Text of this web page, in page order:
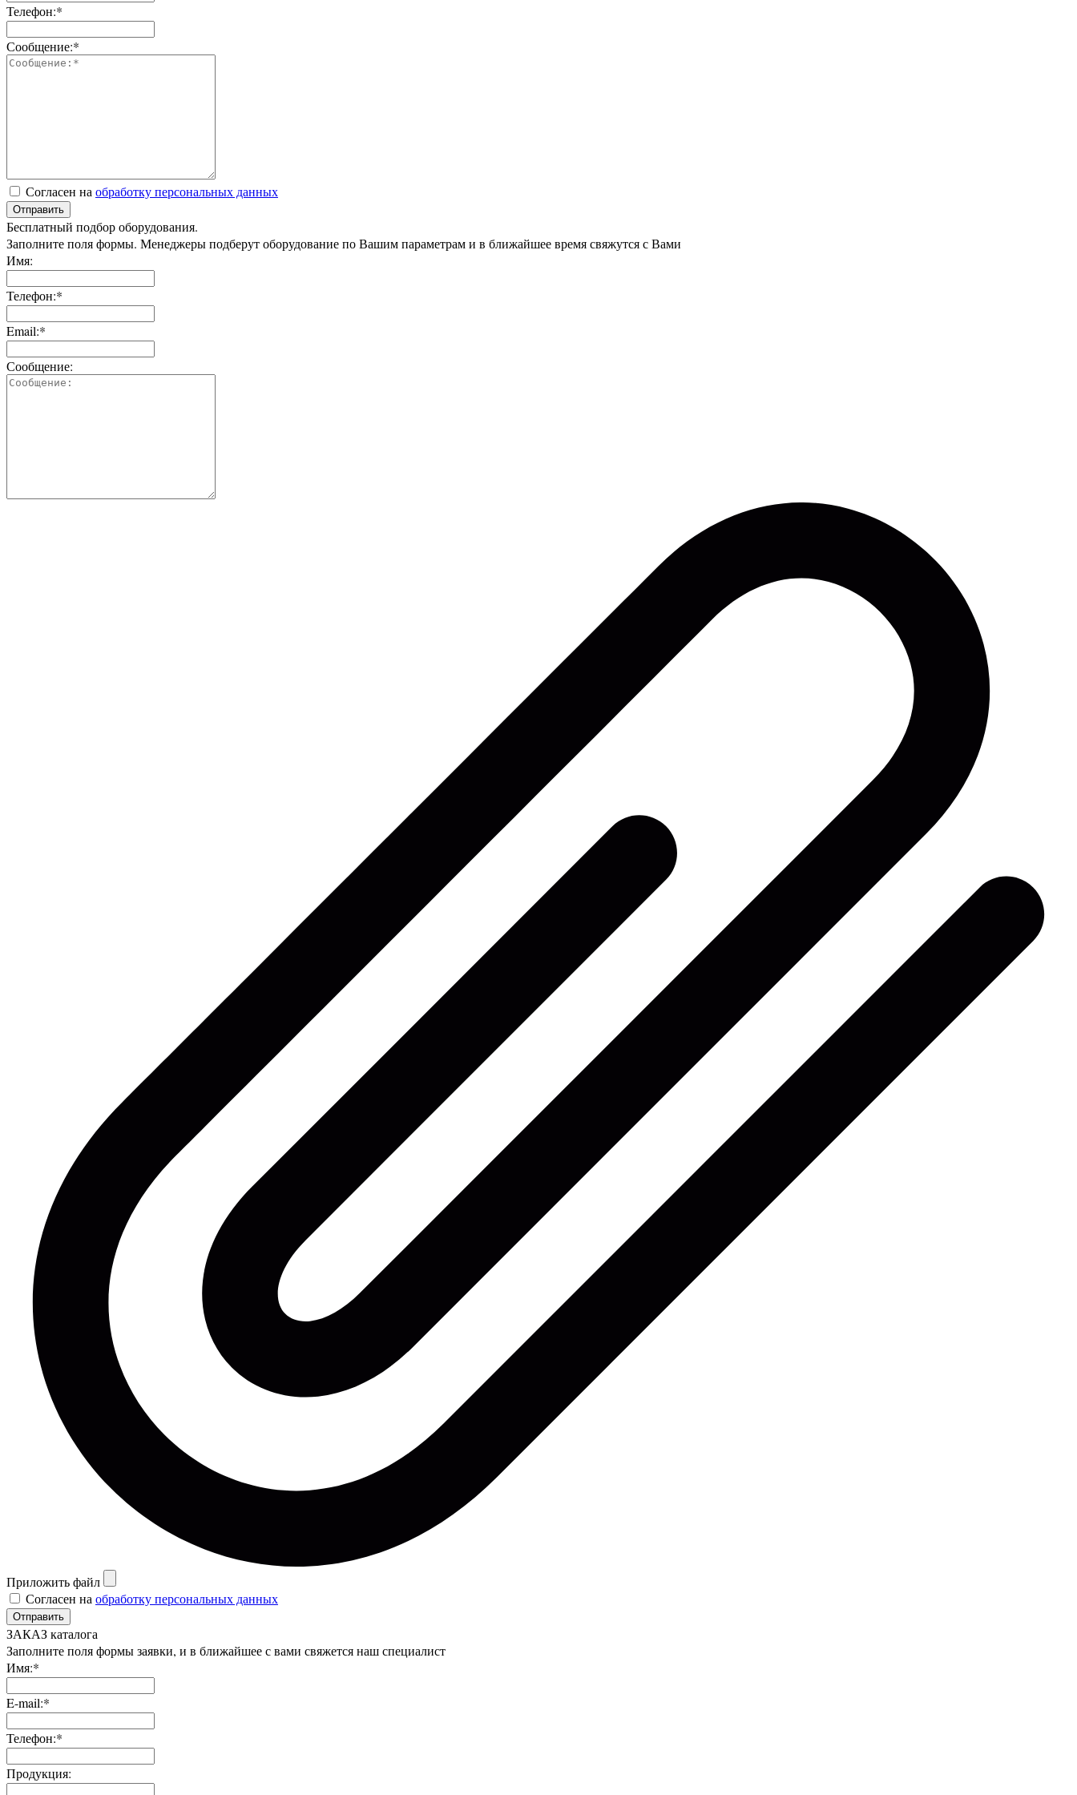
Телефон:*
Сообщение:*
Согласен на обработку персональных данных
Отправить
Бесплатный подбор оборудования.
Заполните поля формы. Менеджеры подберут оборудование по Вашим параметрам и в ближайшее время свяжутся с Вами
Имя:
Телефон:*
Email:*
Сообщение:
Приложить файл
Согласен на обработку персональных данных
Отправить
ЗАКАЗ каталога
Заполните поля формы заявки, и в ближайшее с вами свяжется наш специалист
Имя:*
E-mail:*
Телефон:*
Продукция: